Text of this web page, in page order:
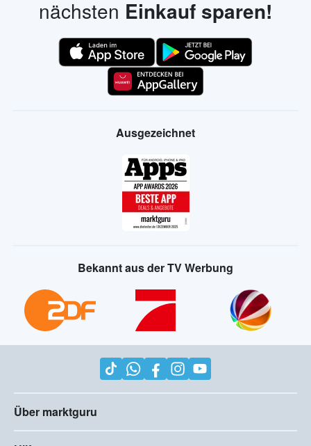
nächsten Einkauf sparen!
Ausgezeichnet
Bekannt aus der TV Werbung
Über marktguru